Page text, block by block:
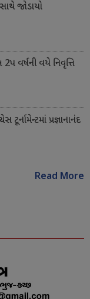
જોડાયો
વર્ષની વયે નિવૃત્તિ
પ્રજ્ઞાનાનંદ
Read More